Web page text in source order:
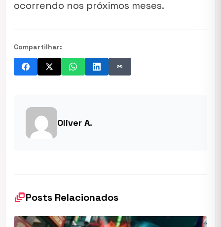
ocorrendo nos próximos meses.
Compartilhar:
link
Oliver A.
dynamic_feedPosts Relacionados